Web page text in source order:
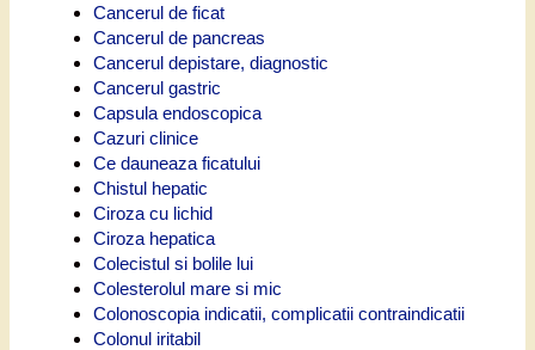
Cancerul de ficat
Cancerul de pancreas
Cancerul depistare, diagnostic
Cancerul gastric
Capsula endoscopica
Cazuri clinice
Ce dauneaza ficatului
Chistul hepatic
Ciroza cu lichid
Ciroza hepatica
Colecistul si bolile lui
Colesterolul mare si mic
Colonoscopia indicatii, complicatii contraindicatii
Colonul iritabil